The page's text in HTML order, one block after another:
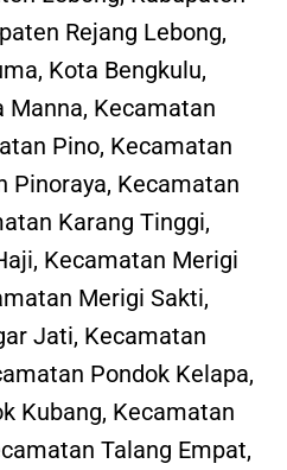
Rejang Lebong,
Kota Bengkulu,
Manna, Kecamatan
Pino, Kecamatan
Pinoraya, Kecamatan
Karang Tinggi,
Kecamatan Merigi
Merigi Sakti,
Jati, Kecamatan
Pondok Kelapa,
Kubang, Kecamatan
Talang Empat,